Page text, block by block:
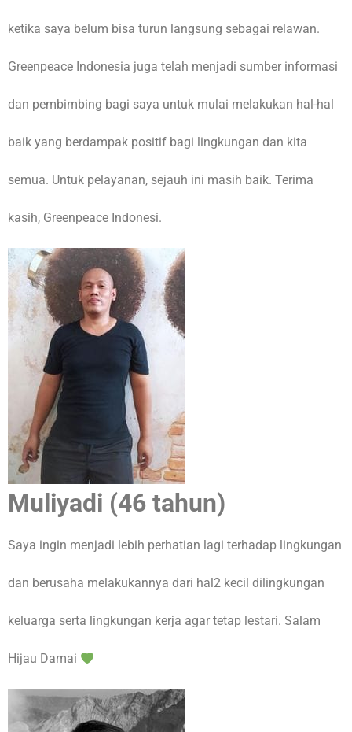
ketika saya belum bisa turun langsung sebagai relawan.
Greenpeace Indonesia juga telah menjadi sumber informasi
dan pembimbing bagi saya untuk mulai melakukan hal-hal
baik yang berdampak positif bagi lingkungan dan kita
semua. Untuk pelayanan, sejauh ini masih baik. Terima
kasih, Greenpeace Indonesi.
Muliyadi (46 tahun)
Saya ingin menjadi lebih perhatian lagi terhadap lingkungan
dan berusaha melakukannya dari hal2 kecil dilingkungan
keluarga serta lingkungan kerja agar tetap lestari. Salam
Hijau Damai